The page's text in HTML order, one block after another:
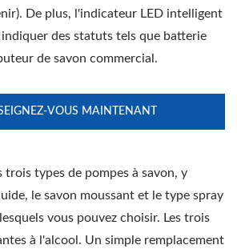
De plus, l'indicateur LED intelligent
des statuts tels que batterie
de savon commercial.
VOUS MAINTENANT
trois types de pompes à savon, y
le savon moussant et le type spray
vous pouvez choisir. Les trois
à l'alcool. Un simple remplacement